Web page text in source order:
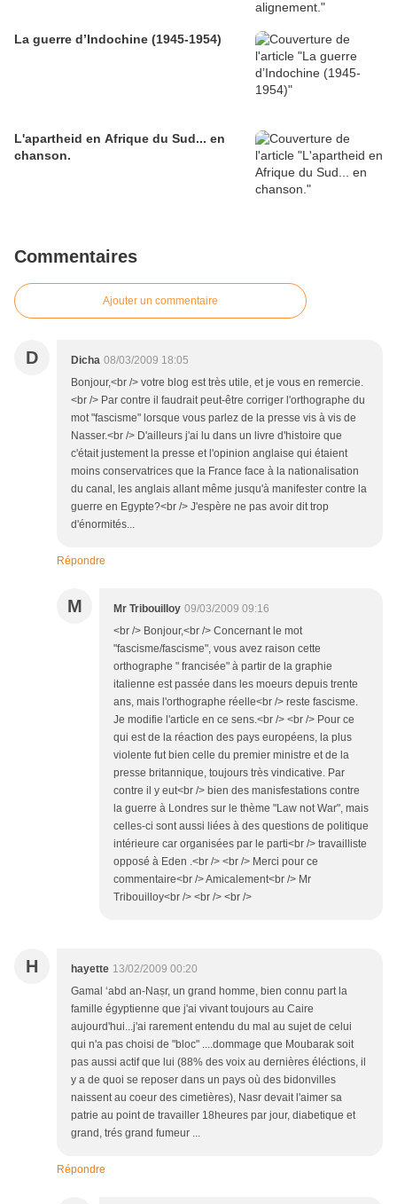
La guerre d’Indochine (1945-1954)
L'apartheid en Afrique du Sud... en
chanson.
Commentaires
Ajouter un commentaire
D Dicha 08/03/2009 18:05
Bonjour,<br /> votre blog est très utile, et je vous en remercie.
<br /> Par contre il faudrait peut-être corriger l'orthographe du
mot "fascisme" lorsque vous parlez de la presse vis à vis de
Nasser.<br /> D'ailleurs j'ai lu dans un livre d'histoire que
c'était justement la presse et l'opinion anglaise qui étaient
moins conservatrices que la France face à la nationalisation
du canal, les anglais allant même jusqu'à manifester contre la
guerre en Egypte?<br /> J'espère ne pas avoir dit trop
d'énormités...
Répondre
M Mr Tribouilloy 09/03/2009 09:16
<br /> Bonjour,<br /> Concernant le mot
"fascisme/fascisme", vous avez raison cette
orthographe " francisée" à partir de la graphie
italienne est passée dans les moeurs depuis trente
ans, mais l'orthographe réelle<br /> reste fascisme.
Je modifie l'article en ce sens.<br /> <br /> Pour ce
qui est de la réaction des pays européens, la plus
violente fut bien celle du premier ministre et de la
presse britannique, toujours très vindicative. Par
contre il y eut<br /> bien des manisfestations contre
la guerre à Londres sur le thème "Law not War", mais
celles-ci sont aussi liées à des questions de politique
intérieure car organisées par le parti<br /> travailliste
opposé à Eden .<br /> <br /> Merci pour ce
commentaire<br /> Amicalement<br /> Mr
Tribouilloy<br /> <br /> <br />
H hayette 13/02/2009 00:20
Gamal ʻabd an-Naṣr, un grand homme, bien connu part la
famille égyptienne que j'ai vivant toujours au Caire
aujourd'hui...j'ai rarement entendu du mal au sujet de celui
qui n'a pas choisi de "bloc" ....dommage que Moubarak soit
pas aussi actif que lui (88% des voix au dernières éléctions, il
y a de quoi se reposer dans un pays où des bidonvilles
naissent au coeur des cimetières), Nasr devait l'aimer sa
patrie au point de travailler 18heures par jour, diabetique et
grand, trés grand fumeur ...
Répondre